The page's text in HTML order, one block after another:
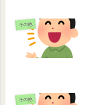
その他
その他